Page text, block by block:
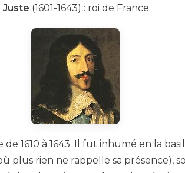
Juste (1601-1643) : roi de France
de 1610 à 1643. Il fut inhumé en la
plus rien ne rappelle sa présence),